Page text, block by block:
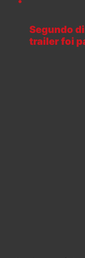
Segundo
trailer foi